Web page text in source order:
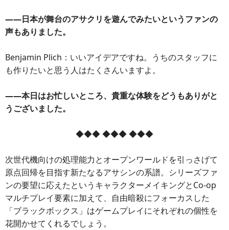
――日本が舞台のアサクリを遊んでみたいというファンの
声もありました。
Benjamin Plich：いいアイデアですね。うちのスタッフに
も作りたいと思う人はたくさんいますよ。
――本日はお忙しいところ、貴重な体験をどうもありがと
うございました。
◆◆◆ ◆◆◆ ◆◆◆
次世代機向けの処理能力とオープンワールドを引っさげて
原点回帰を目指す新たなるアサシンの系譜。シリーズファ
ンの要望に応えたというキャラクターメイキングとCo-op
マルチプレイ要素に加えて、自由暗殺にフォーカスした
「ブラックボックス」はゲームプレイにそれぞれの個性を
花開かせてくれるでしょう。